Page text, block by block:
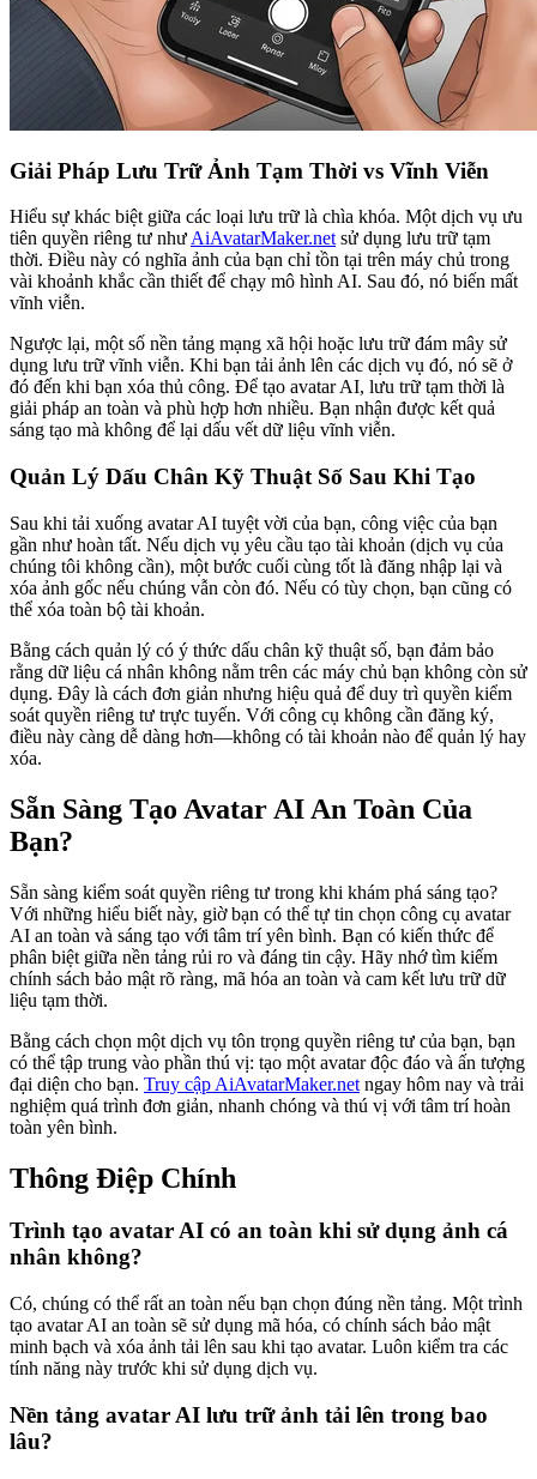
Giải Pháp Lưu Trữ Ảnh Tạm Thời vs Vĩnh Viễn
Hiểu sự khác biệt giữa các loại lưu trữ là chìa khóa. Một dịch vụ ưu
tiên quyền riêng tư như AiAvatarMaker.net sử dụng lưu trữ tạm
thời. Điều này có nghĩa ảnh của bạn chỉ tồn tại trên máy chủ trong
vài khoảnh khắc cần thiết để chạy mô hình AI. Sau đó, nó biến mất
vĩnh viễn.
Ngược lại, một số nền tảng mạng xã hội hoặc lưu trữ đám mây sử
dụng lưu trữ vĩnh viễn. Khi bạn tải ảnh lên các dịch vụ đó, nó sẽ ở
đó đến khi bạn xóa thủ công. Để tạo avatar AI, lưu trữ tạm thời là
giải pháp an toàn và phù hợp hơn nhiều. Bạn nhận được kết quả
sáng tạo mà không để lại dấu vết dữ liệu vĩnh viễn.
Quản Lý Dấu Chân Kỹ Thuật Số Sau Khi Tạo
Sau khi tải xuống avatar AI tuyệt vời của bạn, công việc của bạn
gần như hoàn tất. Nếu dịch vụ yêu cầu tạo tài khoản (dịch vụ của
chúng tôi không cần), một bước cuối cùng tốt là đăng nhập lại và
xóa ảnh gốc nếu chúng vẫn còn đó. Nếu có tùy chọn, bạn cũng có
thể xóa toàn bộ tài khoản.
Bằng cách quản lý có ý thức dấu chân kỹ thuật số, bạn đảm bảo
rằng dữ liệu cá nhân không nằm trên các máy chủ bạn không còn sử
dụng. Đây là cách đơn giản nhưng hiệu quả để duy trì quyền kiểm
soát quyền riêng tư trực tuyến. Với công cụ không cần đăng ký,
điều này càng dễ dàng hơn—không có tài khoản nào để quản lý hay
xóa.
Sẵn Sàng Tạo Avatar AI An Toàn Của
Bạn?
Sẵn sàng kiểm soát quyền riêng tư trong khi khám phá sáng tạo?
Với những hiểu biết này, giờ bạn có thể tự tin chọn công cụ avatar
AI an toàn và sáng tạo với tâm trí yên bình. Bạn có kiến thức để
phân biệt giữa nền tảng rủi ro và đáng tin cậy. Hãy nhớ tìm kiếm
chính sách bảo mật rõ ràng, mã hóa an toàn và cam kết lưu trữ dữ
liệu tạm thời.
Bằng cách chọn một dịch vụ tôn trọng quyền riêng tư của bạn, bạn
có thể tập trung vào phần thú vị: tạo một avatar độc đáo và ấn tượng
đại diện cho bạn. Truy cập AiAvatarMaker.net ngay hôm nay và trải
nghiệm quá trình đơn giản, nhanh chóng và thú vị với tâm trí hoàn
toàn yên bình.
Thông Điệp Chính
Trình tạo avatar AI có an toàn khi sử dụng ảnh cá
nhân không?
Có, chúng có thể rất an toàn nếu bạn chọn đúng nền tảng. Một trình
tạo avatar AI an toàn sẽ sử dụng mã hóa, có chính sách bảo mật
minh bạch và xóa ảnh tải lên sau khi tạo avatar. Luôn kiểm tra các
tính năng này trước khi sử dụng dịch vụ.
Nền tảng avatar AI lưu trữ ảnh tải lên trong bao
lâu?